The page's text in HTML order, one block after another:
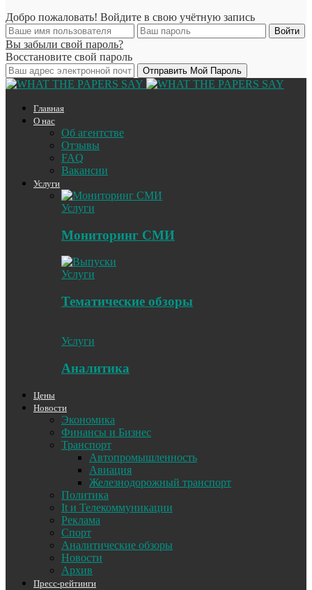
Добро пожаловать! Войдите в свою учётную запись
Вы забыли свой пароль?
Восстановите свой пароль
Главная
О нас
Об агентстве
Отзывы
FAQ
Вакансии
Услуги
Услуги
Мониторинг СМИ
Услуги
Тематические обзоры
Услуги
Аналитика
Цены
Новости
Экономика
Финансы и Бизнес
Транспорт
Автопромышленность
Авиация
Железнодорожный транспорт
Политика
It и Телекоммуникации
Реклама
Спорт
Аналитические обзоры
Новости
Архив
Пресс-рейтинги